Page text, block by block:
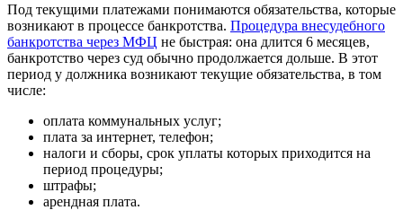
Под текущими платежами понимаются обязательства, которые
возникают в процессе банкротства. Процедура внесудебного
банкротства через МФЦ не быстрая: она длится 6 месяцев,
банкротство через суд обычно продолжается дольше. В этот
период у должника возникают текущие обязательства, в том
числе:
оплата коммунальных услуг;
плата за интернет, телефон;
налоги и сборы, срок уплаты которых приходится на
период процедуры;
штрафы;
арендная плата.